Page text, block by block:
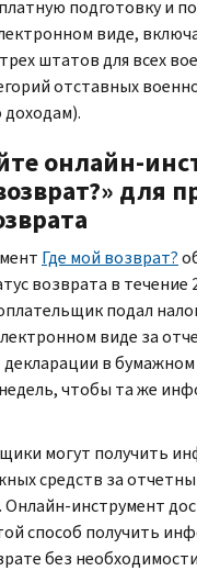
подготовку и
виде,
штатов для всех
отставных
доходам).
онлайн-
для
Где мой возврат?
возврата в течение
подал
виде за
декларации в
чтобы та же
могут получить
средств за
Онлайн-инструмент
способ получить
без